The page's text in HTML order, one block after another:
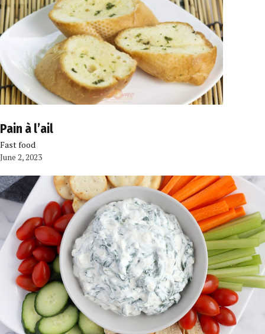
Pain à l’ail
Fast food
June 2, 2023